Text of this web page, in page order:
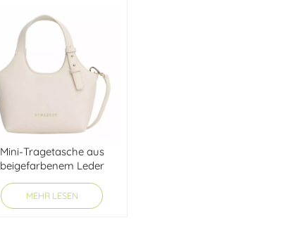
Mini-Tragetasche aus
beigefarbenem Leder
MEHR LESEN